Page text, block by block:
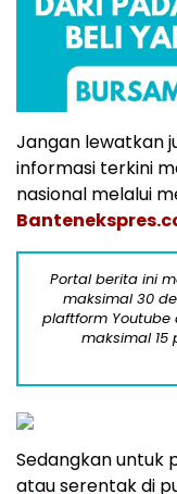
Jangan lewatkan
informasi terkini
nasional melalui
Portal berita ini
maksimal 30
plaftform
maksimal 15
Sedangkan untuk
atau serentak di